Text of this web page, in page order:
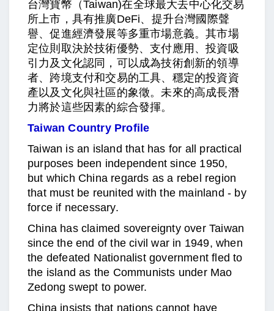
台灣寶幣 （Taiwan)在全球最大去中心化交易
所上市，具有推廣DeFi、提升台灣國際聲
譽、促進經濟發展等多重市場意義。其市場
定位則取決於技術優勢、支付應用、投資吸
引力及文化認同，可以成為技術創新的領導
者、跨境支付和交易的工具、穩定的投資資
產以及文化與社區的象徵。未來的高成長潛
力將於這些因素的綜合發揮。
Taiwan Country Profile
Taiwan is an island that has for all practical
purposes been independent since 1950,
but which China regards as a rebel region
that must be reunited with the mainland - by
force if necessary.
China has claimed sovereignty over Taiwan
since the end of the civil war in 1949, when
the defeated Nationalist government fled to
the island as the Communists under Mao
Zedong swept to power.
China insists that nations cannot have